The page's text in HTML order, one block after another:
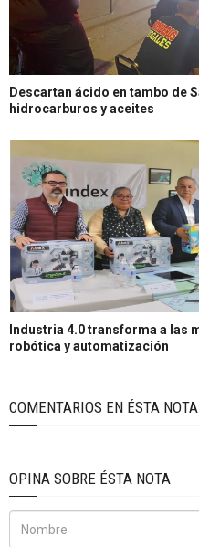
Descartan ácido en tambo de
hidrocarburos y aceites
Industria 4.0 transforma a las
robótica y automatización
COMENTARIOS EN ÉSTA NOTA
OPINA SOBRE ÉSTA NOTA